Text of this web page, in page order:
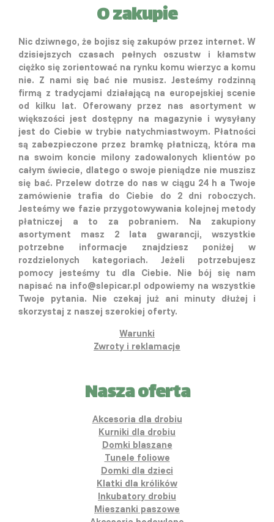
O zakupie
Nic dziwnego, że bojisz się zakupów przez internet. W
dzisiejszych czasach pełnych oszustw i kłamstw
ciężko się zorientować na rynku komu wierzyc a komu
nie. Z nami się bać nie musisz. Jesteśmy rodzinną
firmą z tradycjami działającą na europejskiej scenie
od kilku lat. Oferowany przez nas asortyment w
większości jest dostępny na magazynie i wysyłany
jest do Ciebie w trybie natychmiastwoym. Płatności
są zabezpieczone przez bramkę płatniczą, która ma
na swoim koncie milony zadowalonych klientów po
całym świecie, dlatego o swoje pieniądze nie muszisz
się bać. Przelew dotrze do nas w ciągu 24 h a Twoje
zamówienie trafia do Ciebie do 2 dni roboczych.
Jesteśmy we fazie przygotowywania kolejnej metody
płatniczej a to za pobraniem. Na zakupiony
asortyment masz 2 lata gwarancji, wszystkie
potrzebne informacje znajdziesz poniżej w
rozdzielonych kategoriach. Jeżeli potrzebujesz
pomocy jesteśmy tu dla Ciebie. Nie bój się nam
napisać na info@slepicar.pl odpowiemy na wszystkie
Twoje pytania. Nie czekaj już ani minuty dłużej i
skorzystaj z naszej szerokiej oferty.
Warunki
Zwroty i reklamacje
Nasza oferta
Akcesoria dla drobiu
Kurniki dla drobiu
Domki blaszane
Tunele foliowe
Domki dla dzieci
Klatki dla królików
Inkubatory drobiu
Mieszanki paszowe